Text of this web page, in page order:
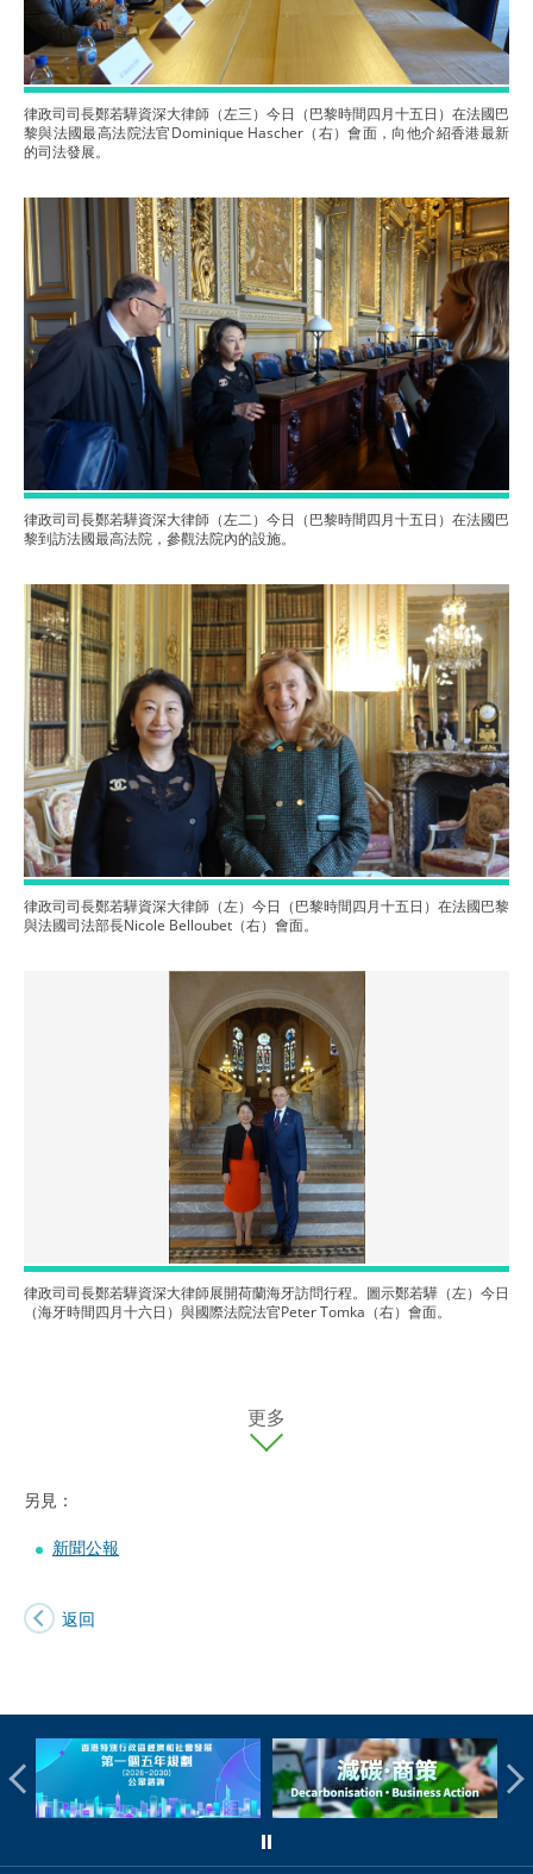
律政司司長鄭若驊資深大律師（左三）今日（巴黎時間四月十五日）在法國巴
黎與法國最高法院法官Dominique Hascher（右）會面，向他介紹香港最新
的司法發展。
律政司司長鄭若驊資深大律師（左二）今日（巴黎時間四月十五日）在法國巴
黎到訪法國最高法院，參觀法院內的設施。
律政司司長鄭若驊資深大律師（左）今日（巴黎時間四月十五日）在法國巴黎
與法國司法部長Nicole Belloubet（右）會面。
律政司司長鄭若驊資深大律師展開荷蘭海牙訪問行程。圖示鄭若驊（左）今日
（海牙時間四月十六日）與國際法院法官Peter Tomka（右）會面。
更多
另見：
新聞公報
返回